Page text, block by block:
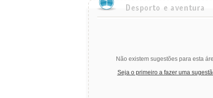
Não existem sugestões para esta
Seja o primeiro a fazer uma